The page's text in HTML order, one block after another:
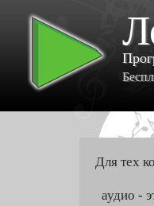
Для тех
аудио -